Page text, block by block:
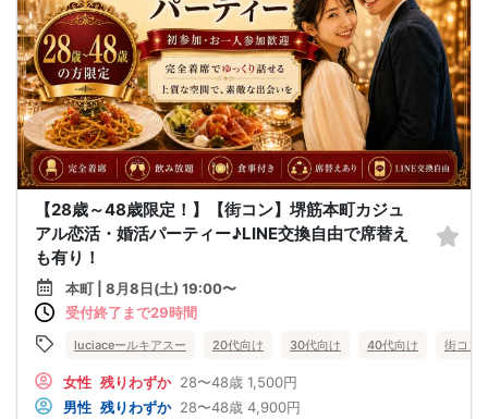
【28歳～48歳限定！】【街コン】堺筋本町カジュ
アル恋活・婚活パーティー♪LINE交換自由で席替え
も有り！
本町 | 8月8日(土) 19:00〜
受付終了まで29時間
luciaceールキアスー 20代向け 30代向け 40代向け 街コン
女性 残りわずか 28〜48歳 1,500円
男性 残りわずか 28〜48歳 4,900円